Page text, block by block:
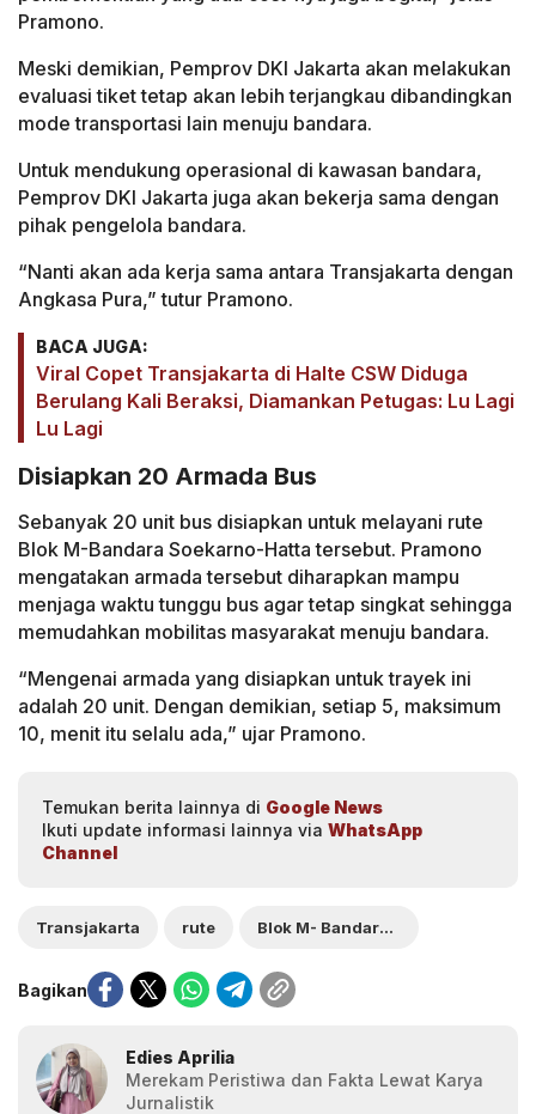
Pramono.
Meski demikian, Pemprov DKI Jakarta akan melakukan
evaluasi tiket tetap akan lebih terjangkau dibandingkan
mode transportasi lain menuju bandara.
Untuk mendukung operasional di kawasan bandara,
Pemprov DKI Jakarta juga akan bekerja sama dengan
pihak pengelola bandara.
“Nanti akan ada kerja sama antara Transjakarta dengan
Angkasa Pura,” tutur Pramono.
BACA JUGA:
Viral Copet Transjakarta di Halte CSW Diduga
Berulang Kali Beraksi, Diamankan Petugas: Lu Lagi
Lu Lagi
Disiapkan 20 Armada Bus
Sebanyak 20 unit bus disiapkan untuk melayani rute
Blok M-Bandara Soekarno-Hatta tersebut. Pramono
mengatakan armada tersebut diharapkan mampu
menjaga waktu tunggu bus agar tetap singkat sehingga
memudahkan mobilitas masyarakat menuju bandara.
“Mengenai armada yang disiapkan untuk trayek ini
adalah 20 unit. Dengan demikian, setiap 5, maksimum
10, menit itu selalu ada,” ujar Pramono.
Temukan berita lainnya di Google News
Ikuti update informasi lainnya via WhatsApp
Channel
Transjakarta rute Blok M- Bandara Soetta
Bagikan
Edies Aprilia
Merekam Peristiwa dan Fakta Lewat Karya
Jurnalistik